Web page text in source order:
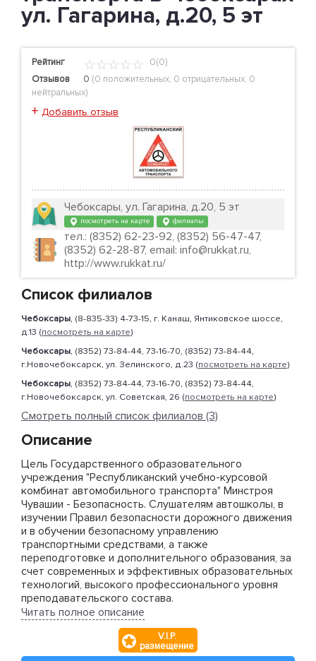
ул. Гагарина, д.20, 5 эт
Рейтинг
0(0)
Отзывов
0 (0 положительных, 0 отрицательных, 0
нейтральных)
+ Добавить отзыв
Чебоксары, ул. Гагарина, д.20, 5 эт
посмотреть на карте филиалы
тел.: (8352) 62-23-92, (8352) 56-47-47,
(8352) 62-28-87, email: info@rukkat.ru,
http://www.rukkat.ru/
Список филиалов
Чебоксары, (8-835-33) 4-73-15, г. Канаш, Янтиковское шоссе,
д.13 (посмотреть на карте)
Чебоксары, (8352) 73-84-44, 73-16-70, (8352) 73-84-44,
г.Новочебоксарск, ул. Зелинского, д.23 (посмотреть на карте)
Чебоксары, (8352) 73-84-44, 73-16-70, (8352) 73-84-44,
г.Новочебоксарск, ул. Советская, 26 (посмотреть на карте)
Смотреть полный список филиалов (3)
Описание
Цель Государственного образовательного
учреждения "Республиканский учебно-курсовой
комбинат автомобильного транспорта" Минстроя
Чувашии - Безопасность. Слушателям автошколы, в
изучении Правил безопасности дорожного движения
и в обучении безопасному управлению
транспортными средствами, а также
переподготовке и дополнительного образования, за
счет современных и эффективных образовательных
технологий, высокого профессионального уровня
преподавательского состава.
ГОУ "Республиканский учебно-курсовой комбинат
автомобильного транспорта" является одной из
старейших автошкол Чувашии. Её основы были
Читать полное описание
V.I.P.
размещение